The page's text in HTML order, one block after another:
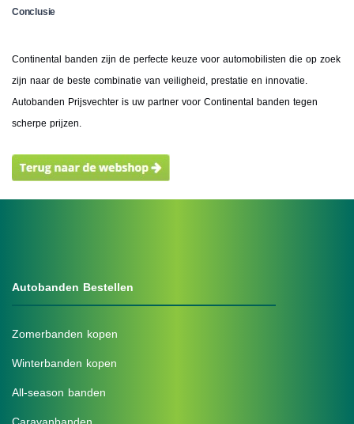
Conclusie
Continental banden zijn de perfecte keuze voor automobilisten die op zoek
zijn naar de beste combinatie van veiligheid, prestatie en innovatie.
Autobanden Prijsvechter is uw partner voor Continental banden tegen
scherpe prijzen.
Autobanden Bestellen
Zomerbanden kopen
Winterbanden kopen
All-season banden